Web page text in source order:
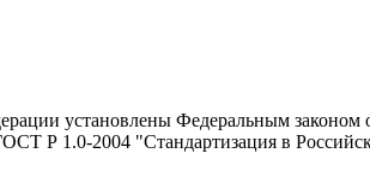
установлены Федеральным
Р 1.0-2004 "Стандартизация в